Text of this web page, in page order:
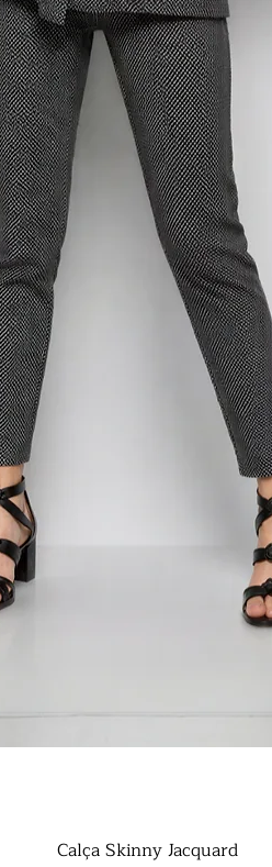
Visualização rápida
Calça Skinny Jacquard